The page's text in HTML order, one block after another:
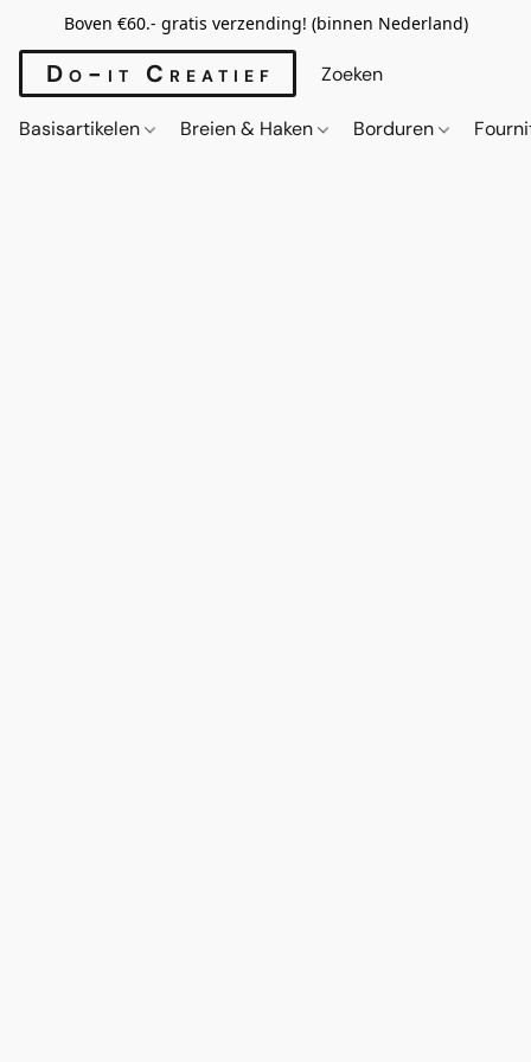
Boven €60.- gratis verzending! (binnen Nederland)
Do-it Creatief
Basisartikelen Breien & Haken Borduren